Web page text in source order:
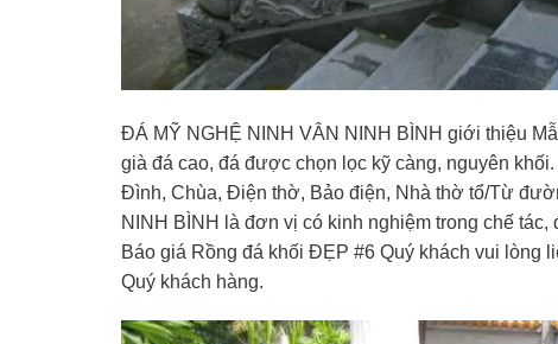
ĐÁ MỸ NGHỆ NINH VÂN NINH BÌNH giới thiệu
già đá cao, đá được chọn lọc kỹ càng, nguyên
Đình, Chùa, Điện thờ, Bảo điện, Nhà thờ tổ/Từ
NINH BÌNH là đơn vị có kinh nghiệm trong chế
Báo giá Rồng đá khối ĐẸP #6 Quý khách vui lòng
Quý khách hàng.